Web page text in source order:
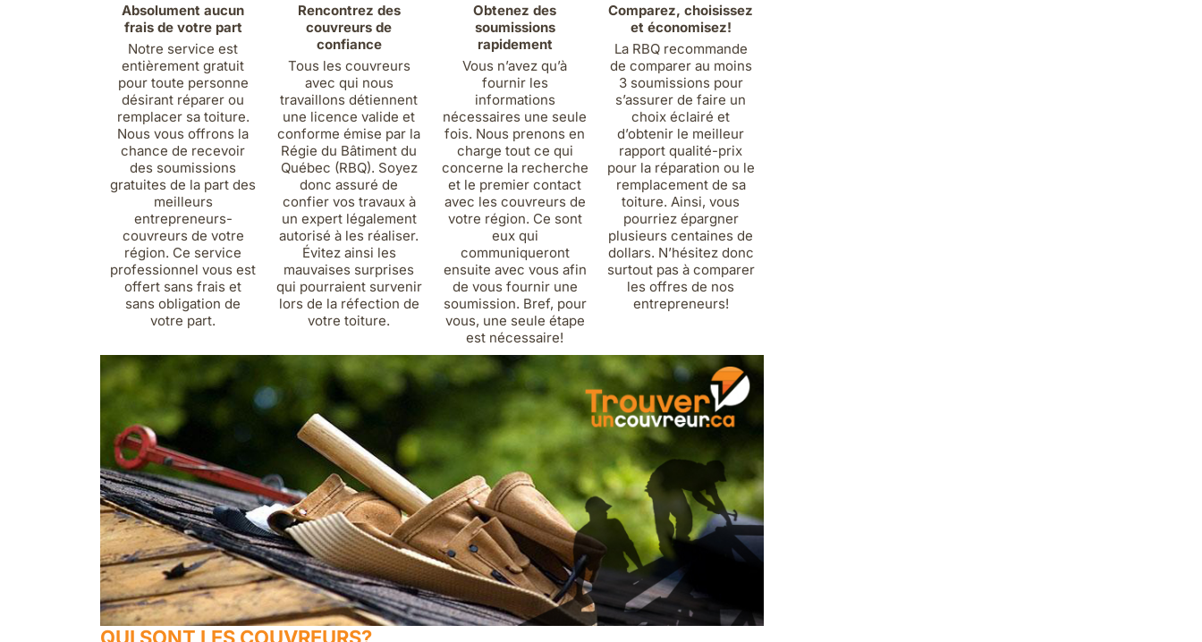
Absolument aucun
frais de votre part
Notre service est
entièrement gratuit
pour toute personne
désirant réparer ou
remplacer sa toiture.
Nous vous offrons la
chance de recevoir
des soumissions
gratuites de la part des
meilleurs
entrepreneurs-
couvreurs de votre
région. Ce service
professionnel vous est
offert sans frais et
sans obligation de
votre part.
Rencontrez des
couvreurs de
confiance
Tous les couvreurs
avec qui nous
travaillons détiennent
une licence valide et
conforme émise par la
Régie du Bâtiment du
Québec (RBQ). Soyez
donc assuré de
confier vos travaux à
un expert légalement
autorisé à les réaliser.
Évitez ainsi les
mauvaises surprises
qui pourraient survenir
lors de la réfection de
votre toiture.
Obtenez des
soumissions
rapidement
Vous n’avez qu’à
fournir les
informations
nécessaires une seule
fois. Nous prenons en
charge tout ce qui
concerne la recherche
et le premier contact
avec les couvreurs de
votre région. Ce sont
eux qui
communiqueront
ensuite avec vous afin
de vous fournir une
soumission. Bref, pour
vous, une seule étape
est nécessaire!
Comparez, choisissez
et économisez!
La RBQ recommande
de comparer au moins
3 soumissions pour
s’assurer de faire un
choix éclairé et
d’obtenir le meilleur
rapport qualité-prix
pour la réparation ou le
remplacement de sa
toiture. Ainsi, vous
pourriez épargner
plusieurs centaines de
dollars. N’hésitez donc
surtout pas à comparer
les offres de nos
entrepreneurs!